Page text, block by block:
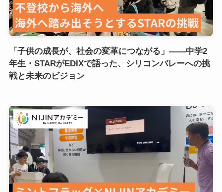
「子供の成長が、社会の変革につながる」——中学2
年生・STARがEDIXで語った、シリコンバレーへの挑
戦と未来のビジョン